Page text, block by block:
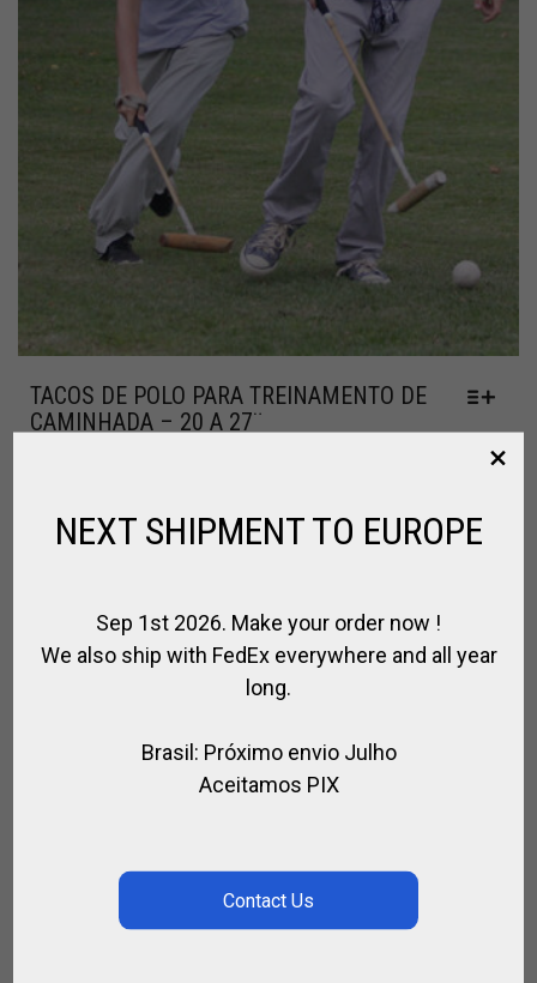
TACOS DE POLO PARA TREINAMENTO DE
CAMINHADA – 20 A 27¨
SEARCH
PESQUISAR
CATEGORIES
NEXT SHIPMENT TO EUROPE
Sep 1st 2026. Make your order now !
We also ship with FedEx everywhere and all year
long.
Brasil: Próximo envio Julho
Aceitamos PIX